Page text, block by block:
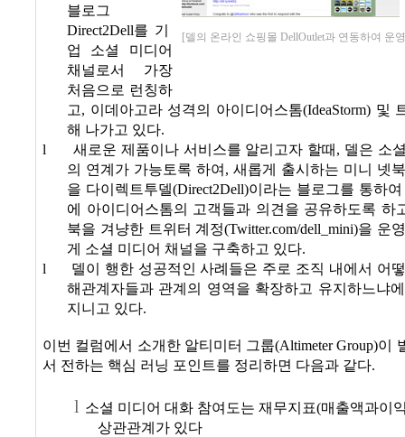
[델의 온라인 쇼핑몰 DellOutlet과 연동하여 운
블로그
Direct2Dell를 기
업 소셜 미디어
채널로서 가장
처음으로 런칭하
고, 이데아고라 성격의 아이디어스톰(IdeaStorm) 및
해 나가고 있다.
l
새로운 제품이나 서비스를 알리고자 할때 , 델은 소
의 연계가 가능토록 하여 , 새롭게 출시하는 미니 넷
을 다이렉트투델(Direct2Dell)이라는 블로그를 통하
에 아이디어스톰의 고객들과 의견을 공유하도록 하
북을 겨냥한 트위터 계정(Twitter.com/dell_mini)을 운
게 소셜 미디어 채널을 구축하고 있다.
l
델이 행한 성공적인 사례들은 주로 조직 내에서 어
해관계자들과 관계의 영역을 확장하고 유지하느냐
지니고 있다.
이번 컬럼에서 소개한 알티미터 그룹(Altimeter Group)이
서 전하는 핵심 러닝 포인트를 정리하면 다음과 같다.
l 소셜 미디어 대화 참여도는 재무지표(매출액과이
상관관계가 있다